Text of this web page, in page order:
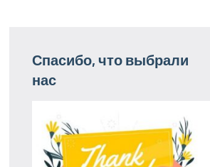
Спасибо, что выбрали
нас